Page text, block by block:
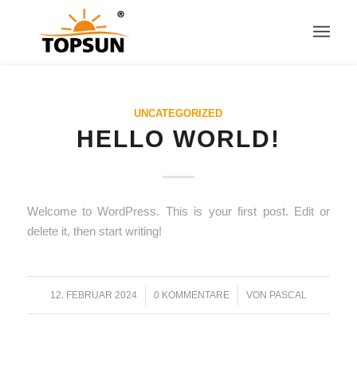
UNCATEGORIZED
HELLO WORLD!
Welcome to WordPress. This is your first post. Edit or
delete it, then start writing!
12. FEBRUAR 2024
/ 0 KOMMENTARE
/ VON PASCAL